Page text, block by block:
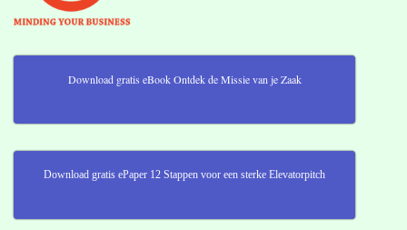
Download gratis eBook Ontdek de Missie van je Zaak
Download gratis ePaper 12 Stappen voor een sterke Elevatorpitch